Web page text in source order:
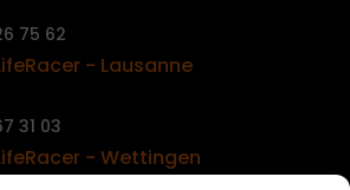
75 62
- Lausanne
31 03
- Wettingen